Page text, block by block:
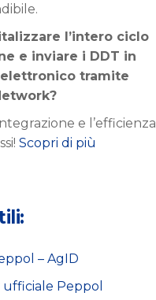
l’intero ciclo
e inviare i DDT in
tramite
e l’efficienza
Scopri di più
– AgID
Peppol